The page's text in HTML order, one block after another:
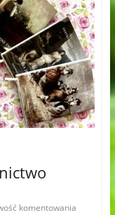
komentowania